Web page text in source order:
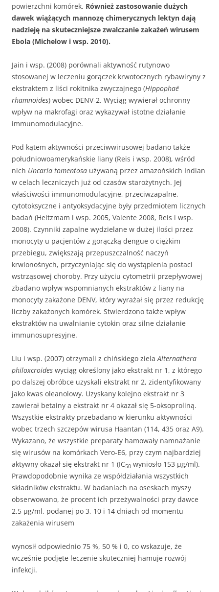
powierzchni komórek. Również zastosowanie dużych
dawek wiążących mannozę chimerycznych lektyn dają
nadzieję na skuteczniejsze zwalczanie zakażeń wirusem
Ebola (Michelow i wsp. 2010).
Jain i wsp. (2008) porównali aktywność rutynowo
stosowanej w leczeniu gorączek krwotocznych rybawiryny z
ekstraktem z liści rokitnika zwyczajnego (Hippophaë
rhamnoides) wobec DENV-2. Wyciąg wywierał ochronny
wpływ na makrofagi oraz wykazywał istotne działanie
immunomodulacyjne.
Pod kątem aktywności przeciwwirusowej badano także
południowoamerykańskie liany (Reis i wsp. 2008), wśród
nich Uncaria tomentosa używaną przez amazońskich Indian
w celach leczniczych już od czasów starożytnych. Jej
właściwości immunomodulacyjne, przeciwzapalne,
cytotoksyczne i antyoksydacyjne były przedmiotem licznych
badań (Heitzmam i wsp. 2005, Valente 2008, Reis i wsp.
2008). Czynniki zapalne wydzielane w dużej ilości przez
monocyty u pacjentów z gorączką dengue o ciężkim
przebiegu, zwiększają przepuszczalność naczyń
krwionośnych, przyczyniając się do wystąpienia postaci
wstrząsowej choroby. Przy użyciu cytometrii przepływowej
zbadano wpływ wspomnianych ekstraktów z liany na
monocyty zakażone DENV, który wyrażał się przez redukcję
liczby zakażonych komórek. Stwierdzono także wpływ
ekstraktów na uwalnianie cytokin oraz silne działanie
immunosupresyjne.
Liu i wsp. (2007) otrzymali z chińskiego zielaAlternathera
philoxcroides wyciąg określony jako ekstrakt nr 1, z którego
po dalszej obróbce uzyskali ekstrakt nr 2, zidentyfikowany
jako kwas oleanolowy. Uzyskany kolejno ekstrakt nr 3
zawierał betainy a ekstrakt nr 4 okazał się 5-oksoproliną.
Wszystkie ekstrakty przebadano w kierunku aktywności
wobec trzech szczepów wirusa Haantan (114, 435 oraz A9).
Wykazano, że wszystkie preparaty hamowały namnażanie
się wirusów na komórkach Vero-E6, przy czym najbardziej
aktywny okazał się ekstrakt nr 1 (IC50 wyniosło 153 μg/ml).
Prawdopodobnie wynika ze współdziałania wszystkich
składników ekstraktu. W badaniach na oseskach myszy
obserwowano, że procent ich przeżywalności przy dawce
2,5 μg/ml, podanej po 3, 10 i 14 dniach od momentu
zakażenia wirusem
wynosił odpowiednio 75 %, 50 % i 0, co wskazuje, że
wcześnie podjęte leczenie skuteczniej hamuje rozwój
infekcji.